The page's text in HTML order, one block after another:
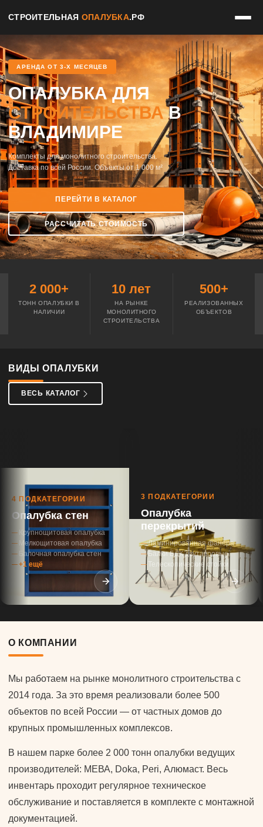
СТРОИТЕЛЬНАЯ ОПАЛУБКА.РФ
АРЕНДА ОТ 3-Х МЕСЯЦЕВ
ОПАЛУБКА ДЛЯ
СТРОИТЕЛЬСТВАВ
ВЛАДИМИРЕ
Комплекты для монолитного строительства.
Доставка по всей России. Объекты от 1 000 м²
ПЕРЕЙТИ В КАТАЛОГ
РАССЧИТАТЬ СТОИМОСТЬ
2 000+
ТОНН ОПАЛУБКИ В
НАЛИЧИИ
10 лет
НА РЫНКЕ
МОНОЛИТНОГО
СТРОИТЕЛЬСТВА
500+
РЕАЛИЗОВАННЫХ
ОБЪЕКТОВ
ВИДЫ ОПАЛУБКИ
ВЕСЬ КАТАЛОГ
4 ПОДКАТЕГОРИИ
Опалубка стен
Крупнощитовая опалубка
Мелкощитовая опалубка
Балочная опалубка стен
+1 ещё
3 ПОДКАТЕГОРИИ
Опалубка
перекрытий
Ламинированная фанера
Балки БДК двутавровые
Телескопические стойки
О КОМПАНИИ
Мы работаем на рынке монолитного строительства с
2014 года. За это время реализовали более 500
объектов по всей России — от частных домов до
крупных промышленных комплексов.
В нашем парке более 2 000 тонн опалубки ведущих
производителей: МЕВА, Doka, Peri, Алюмаст. Весь
инвентарь проходит регулярное техническое
обслуживание и поставляется в комплекте с монтажной
документацией.